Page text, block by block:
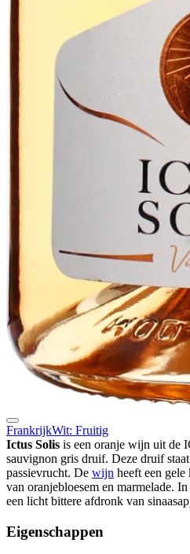
FrankrijkWit: Fruitig
Ictus Solis is een oranje wijn uit de
sauvignon gris druif. Deze druif
passievrucht. De wijn heeft een gele
van oranjebloesem en marmelade.
een licht bittere afdronk van
Eigenschappen